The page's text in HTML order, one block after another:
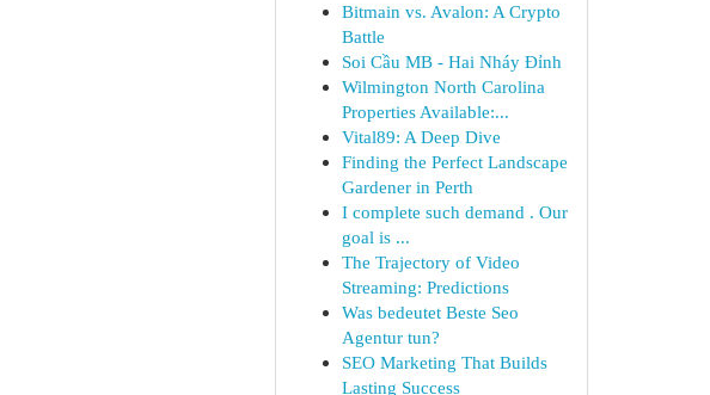
Bitmain vs. Avalon: A Crypto
Battle
Soi Cầu MB - Hai Nháy Đỉnh
Wilmington North Carolina
Properties Available:...
Vital89: A Deep Dive
Finding the Perfect Landscape
Gardener in Perth
I complete such demand . Our
goal is ...
The Trajectory of Video
Streaming: Predictions
Was bedeutet Beste Seo
Agentur tun?
SEO Marketing That Builds
Lasting Success